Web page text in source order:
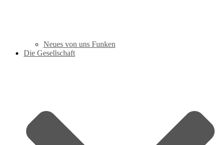
Neues von uns Funken
Die Gesellschaft